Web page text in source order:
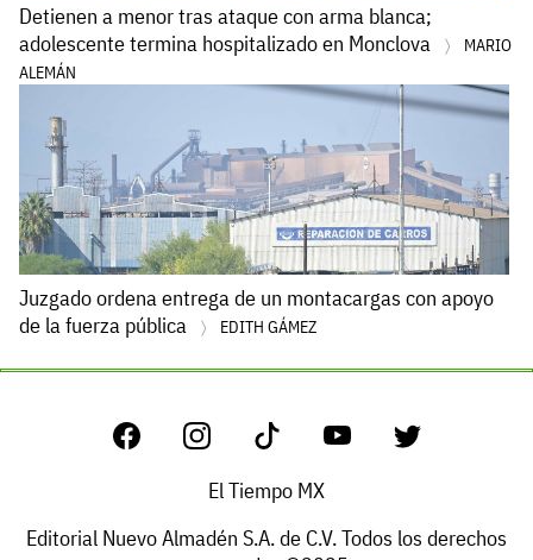
Detienen a menor tras ataque con arma blanca;
adolescente termina hospitalizado en Monclova
MARIO
ALEMÁN
Juzgado ordena entrega de un montacargas con apoyo
de la fuerza pública
EDITH GÁMEZ
El Tiempo MX
Editorial Nuevo Almadén S.A. de C.V. Todos los derechos